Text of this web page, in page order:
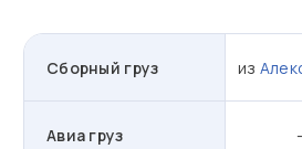
Сборный груз из
Авиа груз -